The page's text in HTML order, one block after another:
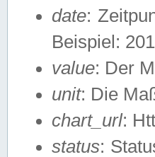
date:
Beispiel:
value: Der
unit: Die
chart_url:
status: